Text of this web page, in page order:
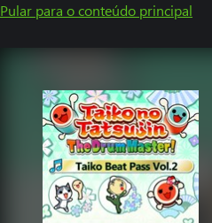
Pular para o conteúdo principal